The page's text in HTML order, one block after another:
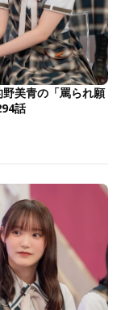
美青の「罵られ願
話